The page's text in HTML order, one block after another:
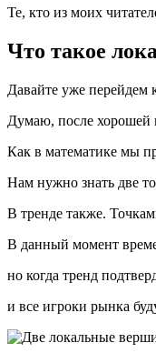
Те, кто из моих
Что такое
Давайте уже перейдем
Думаю, после хорошей
Как в математике мы
Нам нужно знать две
В тренде также.
В данный момент
но когда тренд
и все игроки рынка